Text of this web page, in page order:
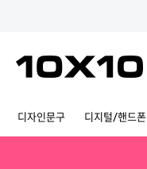
디자인문구 디지털/핸드폰